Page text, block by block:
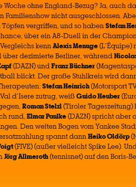
Woche ohne England-Bezug? Ja, auch
Familienshow nicht ausgeschlossen.
Töpfen vergriffen, und so habenStefan
über ein A8-Duell in der
kennAlexis Menuge
über dezimierte Berliner, während
(DAZN) undFranz Büchner
blickt. Der große Stuhlkreis wird
Stefan Heinrich(Motorsport
d´Isere zutrug, weißGuido Heuber
Roman Stelzl(Tiroler
rund, Elmar Paulke(DAZN) spricht aber
Den weiten Bogen vom Yankee
spannt dannHeiko Oldörp
(FIVE) (außer vielleicht Spike Lee).
Jörg Allmeroth(tennisnet) auf den Boris-